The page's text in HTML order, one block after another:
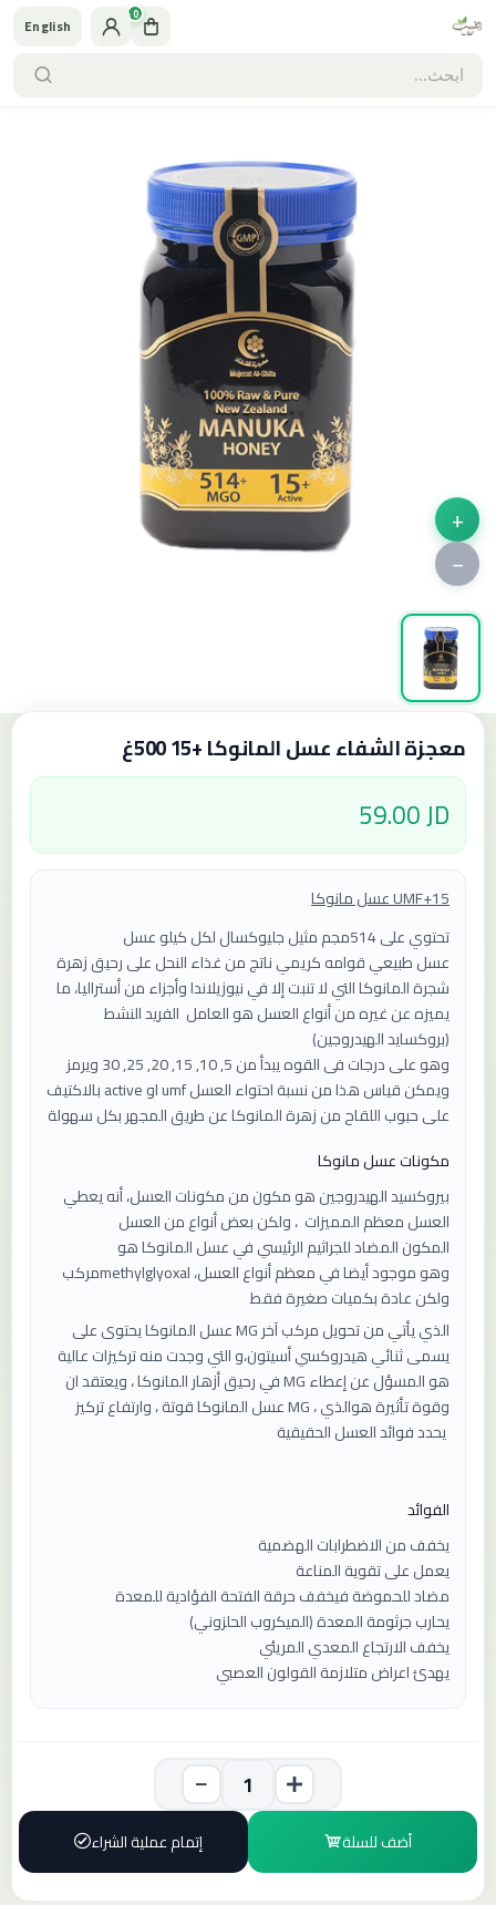
0
English
+
−
معجزة الشفاء عسل المانوكا +15 500غ
59.00 JD
عسل مانوكا UMF+15
تحتوي على 514مجم مثيل جليوكسال لكل كيلو عسل
عسل طبيعي قوامه كريمي ناتج من غذاء النحل على رحيق زهرة
شجرة المانوكا التي لا تنبت إلا في نيوزيلاندا وأجزاء من أستراليا، ما
يميزه عن غيره من أنواع العسل هو العامل الفرید النشط
(بروکساید الهیدروجین)
وهو علی درجات فی القوه یبدأ من 5, 10, 15, 20, 25, 30 ویرمز
بالاکتیف active او umf ویمکن قیاس هذا من نسبة احتواء العسل
علی حبوب اللقاح من زهرة المانوکا عن طریق المجهر بکل سهولة
مكونات عسل مانوكا
بيروكسيد الهيدروجين هو مكون من مكونات العسل، أنه يعطي
العسل معظم المميزات ، ولكن بعض أنواع من العسل
المكون المضاد للجراثيم الرئيسي في عسل المانوكا هو
مركبmethylglyoxal وهو موجود أيضا في معظم أنواع العسل،
ولكن عادة بكميات صغيرة فقط
عسل المانوكا يحتوى على MG الذي يأتي من تحويل مركب آخر
يسمى ثنائي هيدروكسي أسيتون،و التي وجدت منه تركيزات عالية
في رحيق أزهار المانوكا ، ويعتقد ان MG هو المسؤل عن إعطاء
عسل المانوكا قوتة ، وارتفاع تركيز MG ، وقوة تأثيرة هوالذي
الفوائد
يخفف من الاضطرابات الهضمية
يعمل على تقوية المناعة
مضاد للحموضة فيخفف حرقة الفتحة الفؤادية للمعدة
يحارب جرثومة المعدة (الميكروب الحلزوني)
يخفف الارتجاع المعدي المريئي
يهدئ اعراض متلازمة القولون العصبي
أضف للسلة إتمام عملية الشراء